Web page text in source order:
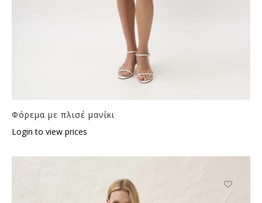
Φόρεμα με πλισέ μανίκι
Login to view prices